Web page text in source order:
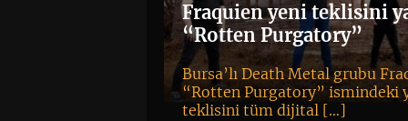
Fraquien yeni teklisini
“Rotten Purgatory”
Bursa’lı Death Metal grubu
“Rotten Purgatory” ismindeki
teklisini tüm dijital […]